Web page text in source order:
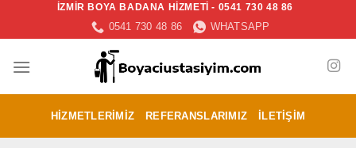
İZMİR BOYA BADANA HİZMETİ - 0541 730 48 86
0541 730 48 86 WHATSAPP
HIZMETLERIMIZ REFERANSLARIMIZ İLETIŞIM